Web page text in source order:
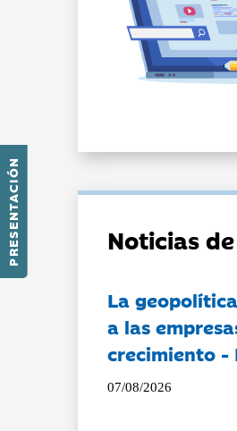
PRESENTACIÓN Noticias
La
a las
crecimiento -
07/08/2026